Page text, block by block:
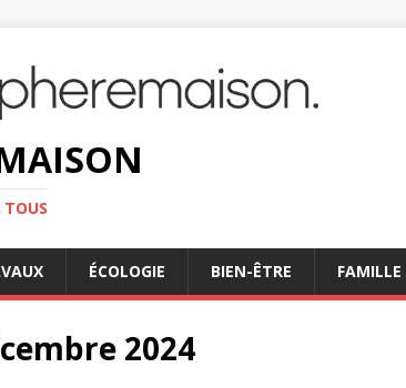
TOUS
ÉCOLOGIE BIEN-ÊTRE FAMILLE
2024